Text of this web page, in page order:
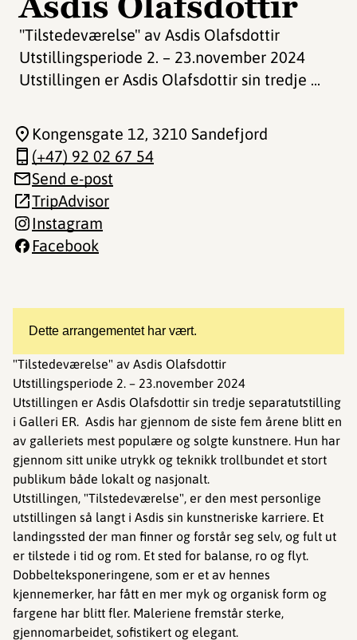
"Tilstedeværelse" av Asdis Olafsdottir
Utstillingsperiode 2. – 23.november 2024
Utstillingen er Asdis Olafsdottir sin tredje ...
Dette arrangementet har vært.
"Tilstedeværelse" av Asdis Olafsdottir
Utstillingsperiode 2. – 23.november 2024
Utstillingen er Asdis Olafsdottir sin tredje separatutstilling
i Galleri ER. Asdis har gjennom de siste fem årene blitt en
av galleriets mest populære og solgte kunstnere. Hun har
gjennom sitt unike utrykk og teknikk trollbundet et stort
publikum både lokalt og nasjonalt.
Utstillingen, "Tilstedeværelse", er den mest personlige
utstillingen så langt i Asdis sin kunstneriske karriere. Et
landingssted der man finner og forstår seg selv, og fult ut
er tilstede i tid og rom. Et sted for balanse, ro og flyt.
Dobbelteksponeringene, som er et av hennes
kjennemerker, har fått en mer myk og organisk form og
fargene har blitt fler. Maleriene fremstår sterke,
gjennomarbeidet, sofistikert og elegant.
Kongensgate 12, 3210 Sandefjord
(+47) 92 02 67 54
Send e-post
TripAdvisor
Instagram
Facebook